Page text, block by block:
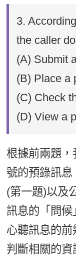
3.
the caller
(A) Submit
(B) Place a
(C) Check
(D) View a
根據前兩題
號的預錄訊
(第一題)以及
訊息的「問
心聽訊息的
判斷相關的